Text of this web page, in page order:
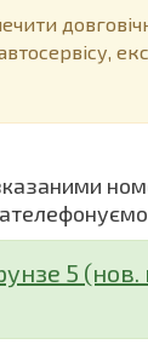
5 (нов.